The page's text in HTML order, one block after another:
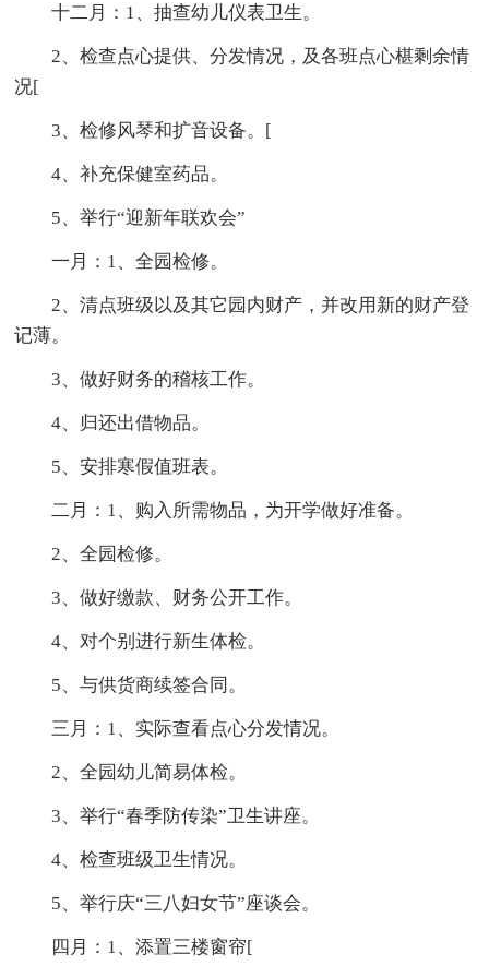
十二月：1、抽查幼儿仪表卫生。
2、检查点心提供、分发情况，及各班点心椹剩余情
况[
3、检修风琴和扩音设备。[
4、补充保健室药品。
5、举行“迎新年联欢会”
一月：1、全园检修。
2、清点班级以及其它园内财产，并改用新的财产登
记薄。
3、做好财务的稽核工作。
4、归还出借物品。
5、安排寒假值班表。
二月：1、购入所需物品，为开学做好准备。
2、全园检修。
3、做好缴款、财务公开工作。
4、对个别进行新生体检。
5、与供货商续签合同。
三月：1、实际查看点心分发情况。
2、全园幼儿简易体检。
3、举行“春季防传染”卫生讲座。
4、检查班级卫生情况。
5、举行庆“三八妇女节”座谈会。
四月：1、添置三楼窗帘[